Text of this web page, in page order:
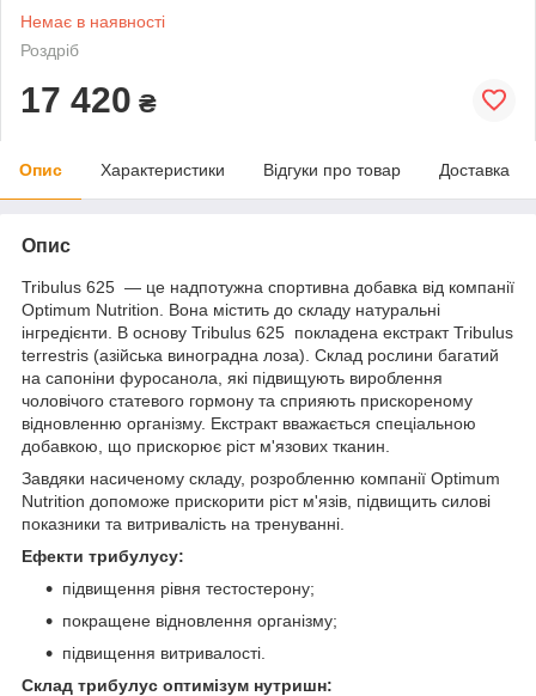
Немає в наявності
Роздріб
17 420 ₴
Опис Характеристики Відгуки про товар Доставка
Опис
Tribulus 625 — це надпотужна спортивна добавка від компанії
Optimum Nutrition. Вона містить до складу натуральні
інгредієнти. В основу Tribulus 625 покладена екстракт Tribulus
terrestris (азійська виноградна лоза). Склад рослини багатий
на сапоніни фуросанола, які підвищують вироблення
чоловічого статевого гормону та сприяють прискореному
відновленню організму. Екстракт вважається спеціальною
добавкою, що прискорює ріст м'язових тканин.
Завдяки насиченому складу, розробленню компанії Optimum
Nutrition допоможе прискорити ріст м'язів, підвищить силові
показники та витривалість на тренуванні.
Ефекти трибулусу:
підвищення рівня тестостерону;
покращене відновлення організму;
підвищення витривалості.
Склад трибулус оптимізум нутришн: